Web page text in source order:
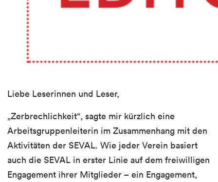
Liebe Leserinnen und Leser,
„Zerbrechlichkeit“, sagte mir kürzlich eine
Arbeitsgruppenleiterin im Zusammenhang mit den
Aktivitäten der SEVAL. Wie jeder Verein basiert
auch die SEVAL in erster Linie auf dem freiwilligen
Engagement ihrer Mitglieder – ein Engagement,